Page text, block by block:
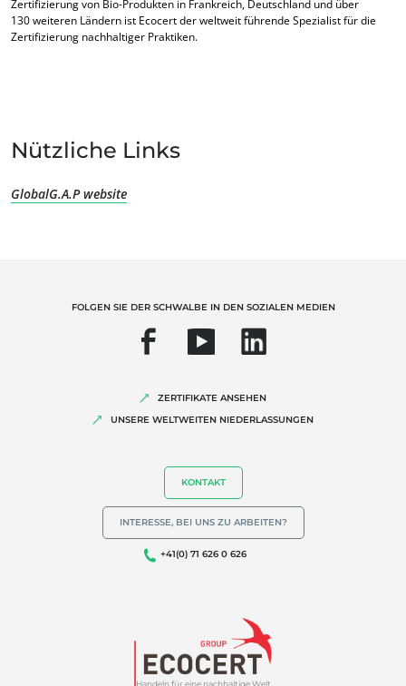
UNSERE KOMPETENZEN
Qualität und Lebensmittelsicherheit
Biodiversität und Klimawandel
Zertifizierung von Bio-Produkten in Frankreich, Deutschland und über
130 weiteren Ländern ist Ecocert der weltweit führende Spezialist für die
Zertifizierung nachhaltiger Praktiken.
Nützliche Links
GlobalG.A.P website
Handeln für eine nachhaltige Welt
FOLGEN SIE DER SCHWALBE IN DEN SOZIALEN MEDIEN
ZERTIFIKATE ANSEHEN
UNSERE WELTWEITEN NIEDERLASSUNGEN
KONTAKT
INTERESSE, BEI UNS ZU ARBEITEN?
+41(0) 71 626 0 626